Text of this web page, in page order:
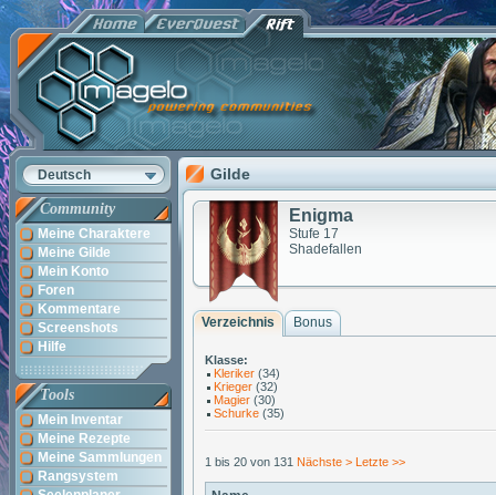
Deutsch
Community
Meine Charaktere
Meine Gilde
Mein Konto
Foren
Kommentare
Screenshots
Hilfe
Tools
Mein Inventar
Meine Rezepte
Meine Sammlungen
Rangsystem
Gilde
Enigma
Stufe 17
Shadefallen
Verzeichnis Bonus
Klasse:
Kleriker (34)
Krieger (32)
Magier (30)
Schurke (35)
1 bis 20 von 131 Nächste > Letzte >>